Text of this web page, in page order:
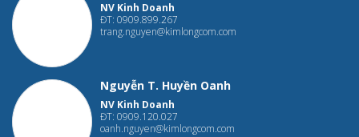
NV Kinh Doanh
ĐT: 0909.899.267
trang.nguyen@kimlongcom.com
Nguyễn T. Huyền Oanh
NV Kinh Doanh
ĐT: 0909.120.027
oanh.nguyen@kimlongcom.com